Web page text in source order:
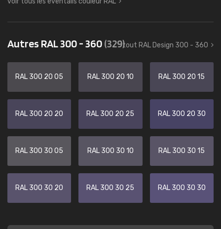
Autres RAL 300 - 360(329)tout RAL Design 300 - 360
RAL 300 20 05 RAL 300 20 10 RAL 300 20 15
RAL 300 20 20 RAL 300 20 25 RAL 300 20 30
RAL 300 30 05 RAL 300 30 10 RAL 300 30 15
RAL 300 30 20 RAL 300 30 25 RAL 300 30 30